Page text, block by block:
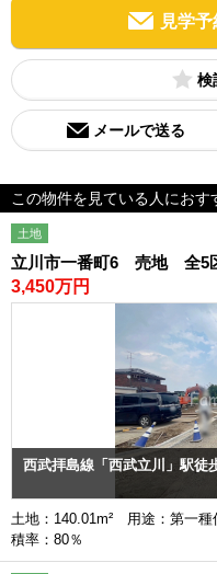
見学
検
メールで送る
この物件を見ている人におす
土地
立川市一番町6 売地 全5
3,450万円
西武拝島線「西武立川」駅徒
土地：140.01m² 用途：第一
積率：80％